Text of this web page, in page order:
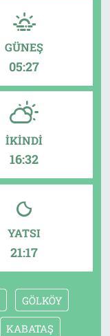
GÜNEŞ
05:27
İKINDI
16:32
YATSI
21:17
GÖLKÖY
KABATAŞ